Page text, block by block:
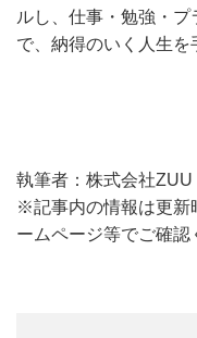
ルし、仕事・勉強・
で、納得のいく人生を
執筆者：株式会社ZUU
※記事内の情報は更新
ームページ等でご確認